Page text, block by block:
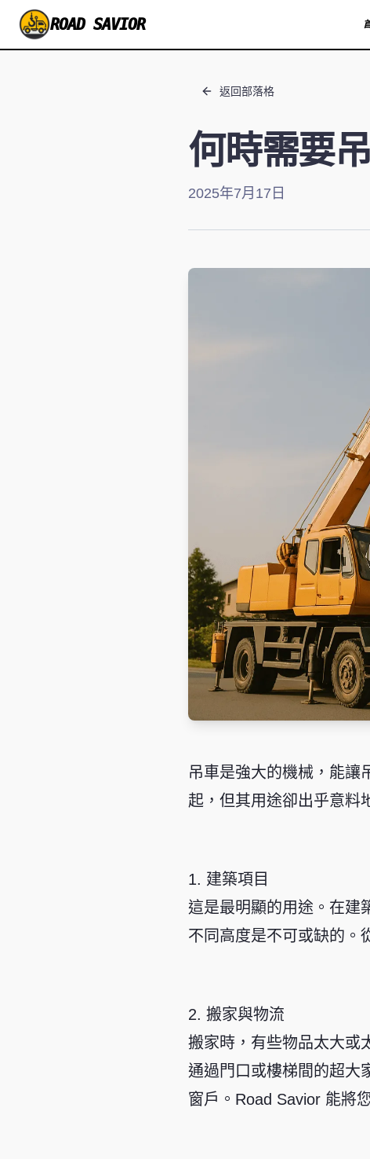
ROAD SAVIOR
返回部落格
何時需要
2025年7月17日
吊車是強大的機械，能讓
起，但其用途卻出乎意料
1. 建築項目
這是最明顯的用途。在建
不同高度是不可或缺的。
2. 搬家與物流
搬家時，有些物品太大或
通過門口或樓梯間的超大
窗戶。Road Savior 能將